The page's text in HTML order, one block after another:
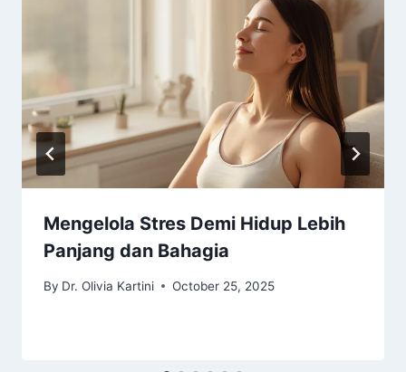
Mengelola Stres Demi Hidup Lebih
Panjang dan Bahagia
By Dr. Olivia Kartini October 25, 2025